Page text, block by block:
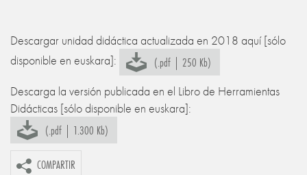
Descargar unidad didáctica actualizada en 2018 aquí [sólo
disponible en euskara]:
(.pdf | 250 Kb)
Descarga la versión publicada en el Libro de Herramientas
Didácticas [sólo disponible en euskara]:
(.pdf | 1.300 Kb)
COMPARTIR